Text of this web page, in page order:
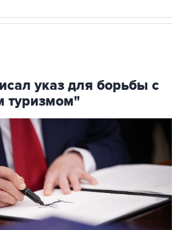
указ для борьбы с
туризмом"